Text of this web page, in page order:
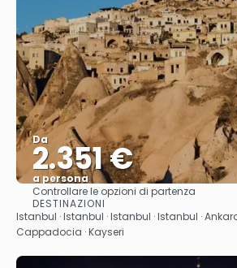
Da
2.351 €
a persona
Vedere
Controllare le opzioni di partenza
DESTINAZIONI
Istanbul · Istanbul · Istanbul · Istanbul ·
Cappadocia · Kayseri